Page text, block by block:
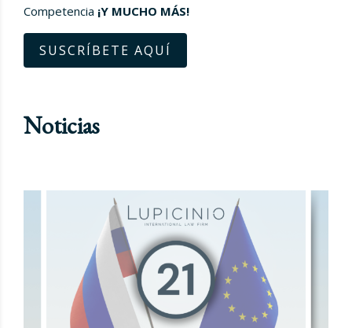
Competencia ¡Y MUCHO MÁS!
SUSCRÍBETE AQUÍ
Noticias